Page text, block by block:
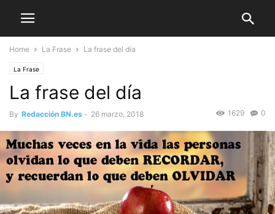
Home La Frase La frase del día
La Frase
La frase del día
By Redacción BN.es - 26 marzo, 2018 0
1629